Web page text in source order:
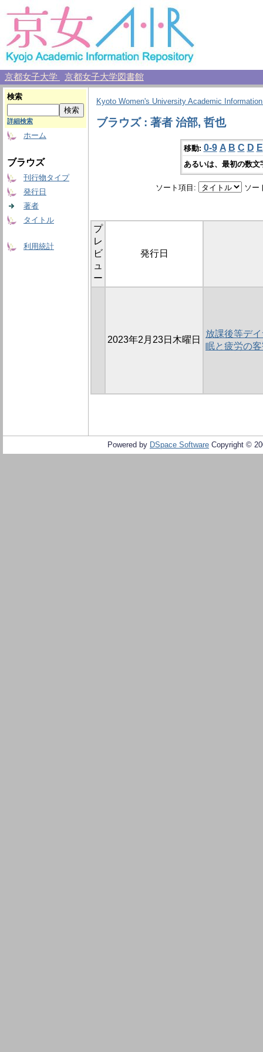
京都女子大学 京都女子大学図書館
検索
詳細検索
ホーム
ブラウズ
刊行物タイプ
発行日
著者
タイトル
利用統計
Kyoto Women's University Academic
ブラウズ : 著者 治部, 哲也
移動: 0-9 A B C D E
あるいは、最初の数
ソート項目: ソー
プ
レ
ビ
ュ
ー
発行日
2023年2月23日木曜日
放課後等デ
眠と疲労の
Powered by DSpace Software Copyright ©